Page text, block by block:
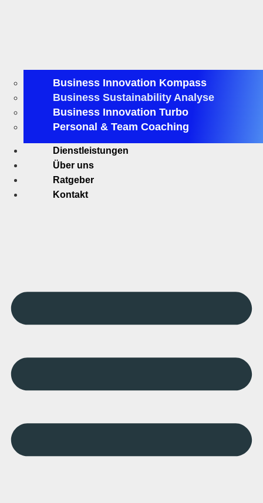
Business Innovation Kompass
Business Sustainability Analyse
Business Innovation Turbo
Personal & Team Coaching
Dienstleistungen
Über uns
Ratgeber
Kontakt